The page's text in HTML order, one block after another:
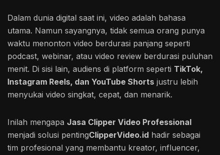
Dalam dunia digital saat ini, video adalah bahasa
utama. Namun sayangnya, tidak semua orang punya
waktu menonton video berdurasi panjang seperti
podcast, webinar, atau video review berdurasi puluhan
menit. Di sisi lain, audiens di platform seperti TikTok,
Instagram Reels, dan YouTube Shorts justru lebih
menyukai video singkat, cepat, dan menarik.
Inilah mengapa Jasa Clipper Video Professional
menjadi solusi pentingClipperVideo.id hadir sebagai
tim profesional yang membantu kreator, influencer,